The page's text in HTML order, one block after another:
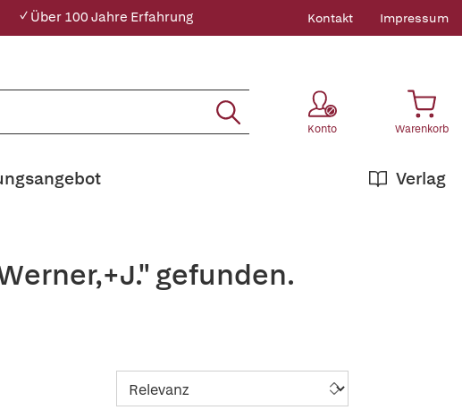
✓ Über 100 Jahre Erfahrung Kontakt Impressum
Konto Warenkorb
Verlag
gefunden.